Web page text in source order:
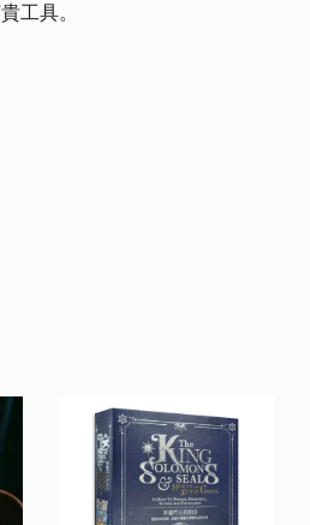
工具。